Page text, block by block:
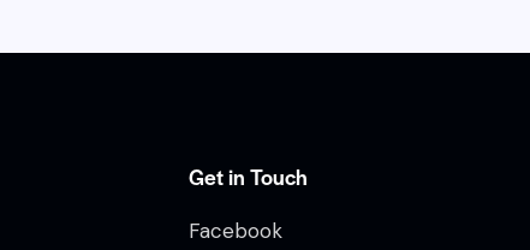
Get in Touch
Facebook